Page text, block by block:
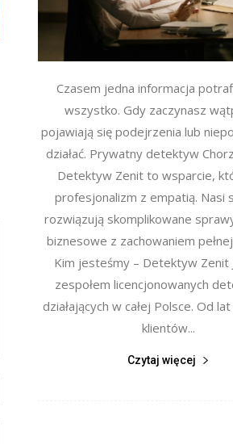
Czasem jedna informacja
wszystko. Gdy zaczynasz
pojawiają się podejrzenia lub
działać. Prywatny detektyw
Detektyw Zenit to wsparcie,
profesjonalizm z empatią. Nasi
rozwiązują skomplikowane
biznesowe z zachowaniem
Kim jesteśmy – Detektyw Zenit
zespołem licencjonowanych
działających w całej Polsce. Od
klientów...
Czytaj więcej